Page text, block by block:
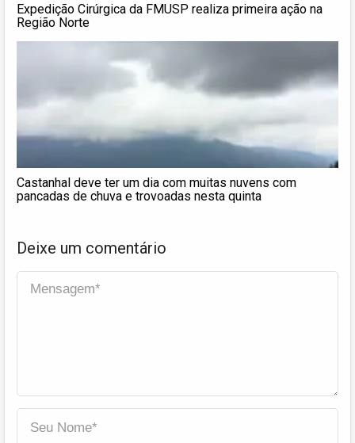
Expedição Cirúrgica da FMUSP realiza primeira ação na
Região Norte
Castanhal deve ter um dia com muitas nuvens com
pancadas de chuva e trovoadas nesta quinta
Deixe um comentário